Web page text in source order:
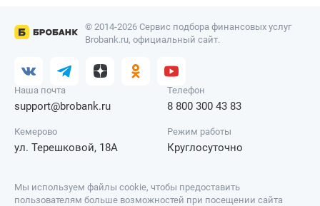
© 2014-2026 Сервис подбора финансовых услуг
Brobank.ru, официальный сайт.
Наша почта
support@brobank.ru
Телефон
8 800 300 43 83
Кемерово
ул. Терешковой, 18А
Режим работы
Круглосуточно
Мы используем файлы cookie, чтобы предоставить
пользователям больше возможностей при посещении сайта